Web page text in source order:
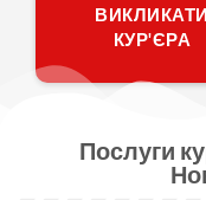
ВИКЛИКАТИ
КУР'ЄРА
Послуги